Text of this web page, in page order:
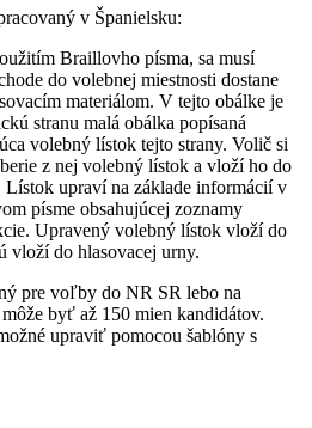
v Španielsku:
Braillovho písma, sa musí
do volebnej miestnosti dostane
materiálom. V tejto obálke je
stranu malá obálka popísaná
volebný lístok tejto strany. Volič si
z nej volebný lístok a vloží ho do
Lístok upraví na základe informácií v
písme obsahujúcej zoznamy
Upravený volebný lístok vloží do
vloží do hlasovacej urny.
pre voľby do NR SR lebo na
byť až 150 mien kandidátov.
upraviť pomocou šablóny s